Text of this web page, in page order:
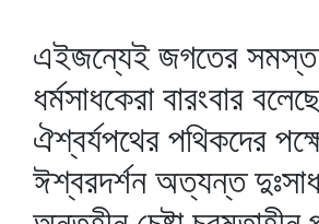
এইজন্যেই জগতের সমস্ত
ধর্মসাধকেরা বারংবার
ঐশ্বর্যপথের পথিকদের
ঈশ্বরদর্শন অত্যন্ত